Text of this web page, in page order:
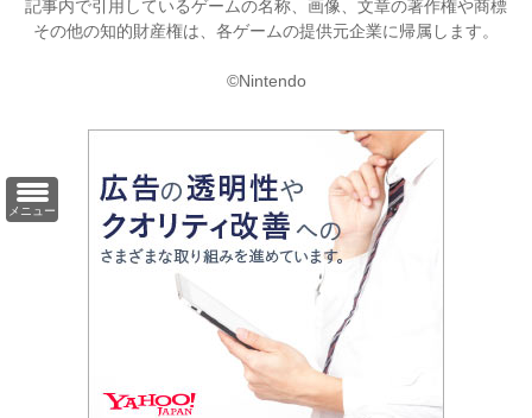
メニュー
記事内で引用しているゲームの名称、画像、文章の著作権や商標
その他の知的財産権は、各ゲームの提供元企業に帰属します。
©Nintendo